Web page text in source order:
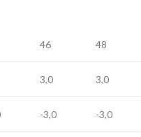
46 48
3,0 3,0
-3,0 -3,0